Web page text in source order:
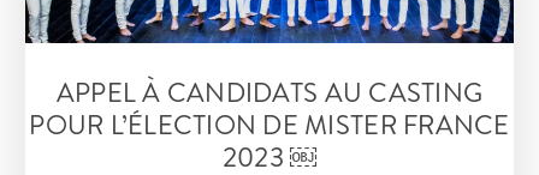
»,
de
montpellier
APPEL À CANDIDATS AU CASTING
POUR L’ÉLECTION DE MISTER FRANCE
2023 ￼